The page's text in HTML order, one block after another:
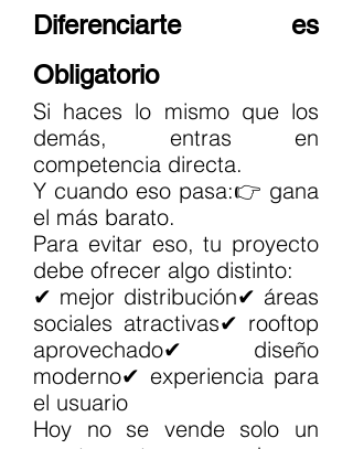
Diferenciarte es
Obligatorio
Si haces lo mismo que los
demás, entras en
competencia directa.
Y cuando eso pasa:👉 gana
el más barato.
Para evitar eso, tu proyecto
debe ofrecer algo distinto:
✔ mejor distribución✔ áreas
sociales atractivas✔ rooftop
aprovechado✔ diseño
moderno✔ experiencia para
el usuario
Hoy no se vende solo un